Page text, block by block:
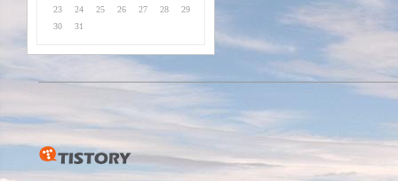
23
24 25 26 27 28
29
30
31